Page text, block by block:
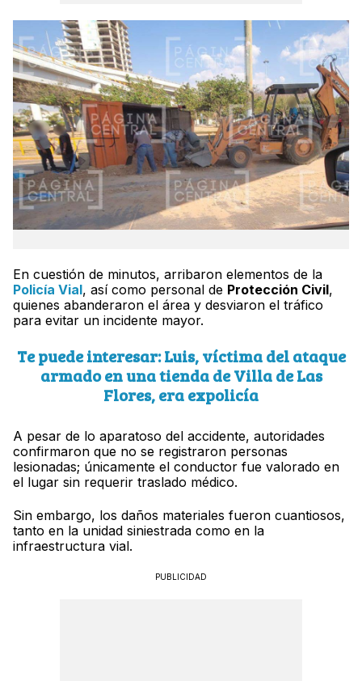
En cuestión de minutos, arribaron elementos de la
Policía Vial, así como personal de Protección Civil,
quienes abanderaron el área y desviaron el tráfico
para evitar un incidente mayor.
Te puede interesar: Luis, víctima del ataque
armado en una tienda de Villa de Las
Flores, era expolicía
A pesar de lo aparatoso del accidente, autoridades
confirmaron que no se registraron personas
lesionadas; únicamente el conductor fue valorado en
el lugar sin requerir traslado médico.
Sin embargo, los daños materiales fueron cuantiosos,
tanto en la unidad siniestrada como en la
infraestructura vial.
PUBLICIDAD